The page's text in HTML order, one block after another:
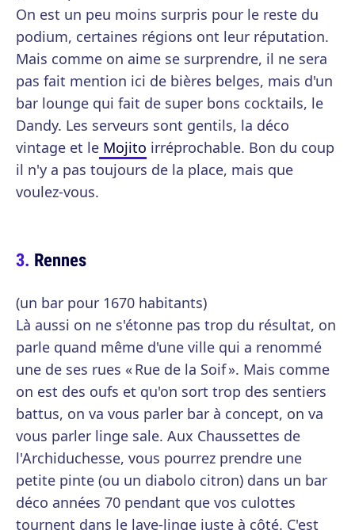
On est un peu moins surpris pour le reste du
podium, certaines régions ont leur réputation.
Mais comme on aime se surprendre, il ne sera
pas fait mention ici de bières belges, mais d'un
bar lounge qui fait de super bons cocktails, le
Dandy. Les serveurs sont gentils, la déco
vintage et le Mojito irréprochable. Bon du coup
il n'y a pas toujours de la place, mais que
voulez-vous.
Rennes
(un bar pour 1670 habitants)
Là aussi on ne s'étonne pas trop du résultat, on
parle quand même d'une ville qui a renommé
une de ses rues « Rue de la Soif ». Mais comme
on est des oufs et qu'on sort trop des sentiers
battus, on va vous parler bar à concept, on va
vous parler linge sale. Aux Chaussettes de
l'Archiduchesse, vous pourrez prendre une
petite pinte (ou un diabolo citron) dans un bar
déco années 70 pendant que vos culottes
tournent dans le lave-linge juste à côté. C'est